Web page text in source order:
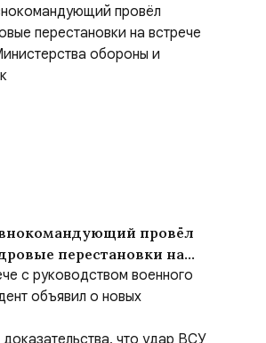
провёл
перестановки на
Министерства
войск
с руководством военного
объявил о новых